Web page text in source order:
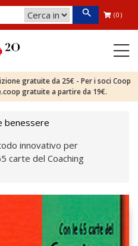
(0)
gratuite da 25€ - Per i soci Coop
gratuite a partire da 19€.
benessere
innovativo per
carte del Coaching